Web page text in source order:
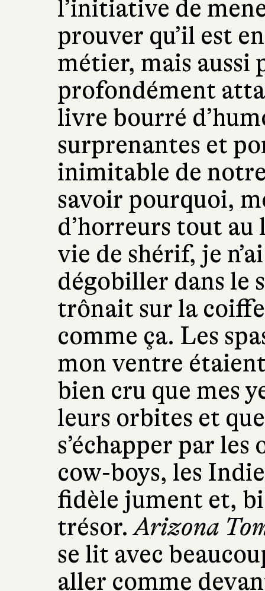
l’initiative de
prouver qu’il est
métier, mais aussi
profondément
livre bourré
surprenantes et
inimitable de
savoir pourquoi,
d’horreurs tout au
vie de shérif, je
dégobiller dans le
trônait sur la
comme ça. Les
mon ventre
bien cru que mes
leurs orbites et
s’échapper par
cow-boys, les
fidèle jument et,
trésor.Arizona
se lit avec
aller comme